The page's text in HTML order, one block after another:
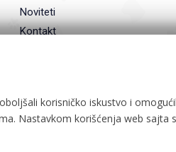
Noviteti
Kontakt
korisničko iskustvo i
Nastavkom korišćenja web sajta